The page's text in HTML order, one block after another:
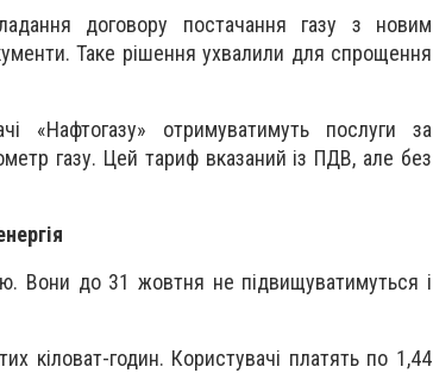
договору постачання газу з новим
Таке рішення ухвалили для спрощення
«Нафтогазу» отримуватимуть послуги за
газу. Цей тариф вказаний із ПДВ, але без
Вони до 31 жовтня не підвищуватимуться і
кіловат-годин. Користувачі платять по 1,44